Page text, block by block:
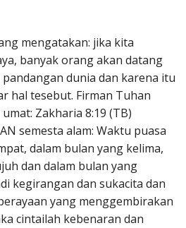
mengatakan: jika kita
banyak orang akan datang
dunia dan karena itu
hal tesebut. Firman Tuhan
Zakharia 8:19 (TB)
semesta alam: Waktu puasa
dalam bulan yang kelima,
dan dalam bulan yang
kegirangan dan sukacita dan
yang menggembirakan
cintailah kebenaran dan